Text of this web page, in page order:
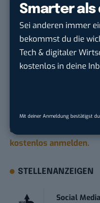
Smarter als
Sei anderen immer
bekommst du die
Tech & digitaler
kostenlos in deine
Mit deiner Anmeldung bestätigst
Hier
Du möchtest nicht
wichtigsten News des
damit ihren Vorsprung.
kostenlos anmelden.
STELLENANZEIGEN
Social